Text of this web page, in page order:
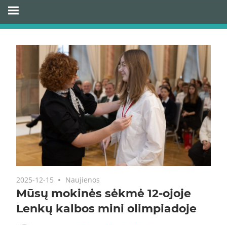
2025-12-15 Naujienos
Mūsų mokinės sėkmė 12-ojoje
Lenkų kalbos mini olimpiadoje